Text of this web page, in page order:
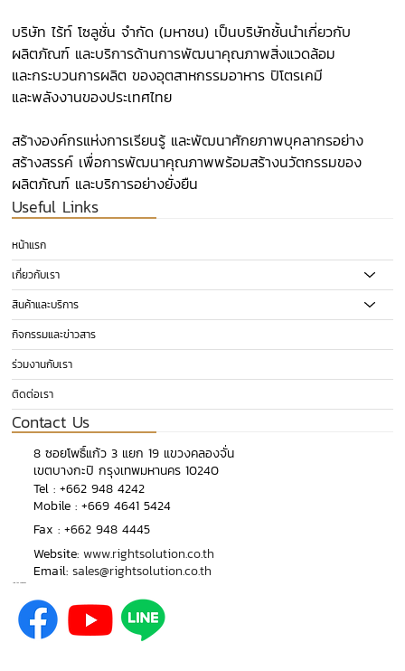
บริษัท ไร้ท์ โซลูชั่น จำกัด (มหาชน) เป็นบริษัทชั้นนำเกี่ยวกับ
ผลิตภัณฑ์ และบริการด้านการพัฒนาคุณภาพสิ่งแวดล้อม
และกระบวนการผลิต ของอุตสาหกรรมอาหาร ปิโตรเคมี
และพลังงานของประเทศไทย​
สร้างองค์กรแห่งการเรียนรู้ และพัฒนาศักยภาพบุคลากรอย่าง
สร้างสรรค์ เพื่อการพัฒนาคุณภาพพร้อมสร้างนวัตกรรมของ
ผลิตภัณฑ์ และบริการอย่างยั่งยืน
Useful Links
หน้าแรก
เกี่ยวกับเรา
สินค้าและบริการ
กิจกรรมและข่าวสาร
ร่วมงานกับเรา
ติดต่อเรา
Join the comunity
Email:sales@rightsolution.co.th
Website:www.rightsolution.co.th
Fax : +662 948 4445
​8 ซอยโพธิ์แก้ว 3 แยก 19 แขวงคลองจั่น
เขตบางกะปิ กรุงเทพมหานคร 10240
​Tel :+662 948 4242
Mobile :+669 4641 5424
Contact Us